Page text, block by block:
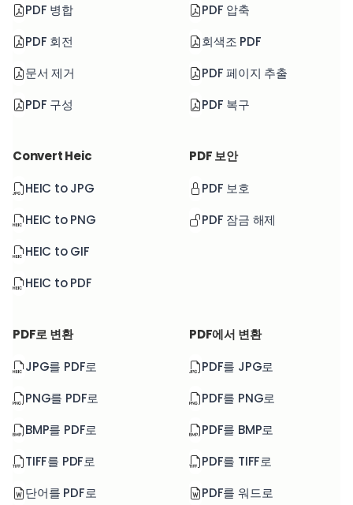
PDF 병합
PDF 회전
문서 제거
PDF 구성
PDF 압축
회색조 PDF
PDF 페이지 추출
PDF 복구
Convert Heic
HEIC to JPG
HEIC to PNG
HEIC to GIF
HEIC to PDF
PDF 보안
PDF 보호
PDF 잠금 해제
PDF로 변환
JPG를 PDF로
PNG를 PDF로
BMP를 PDF로
TIFF를 PDF로
단어를 PDF로
PDF에서 변환
PDF를 JPG로
PDF를 PNG로
PDF를 BMP로
PDF를 TIFF로
PDF를 워드로